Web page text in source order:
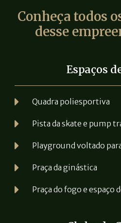
Conheça todos
desse
Espaços
Quadra poliesportiva
Pista da skate e pump
Playground voltado
Praça da ginástica
Praça do fogo e espaço